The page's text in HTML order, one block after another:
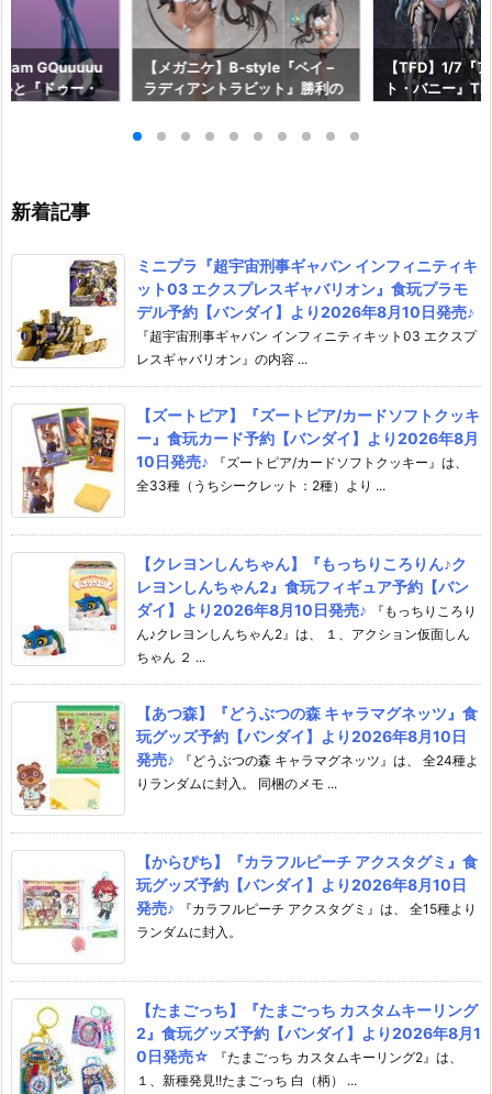
GQuuuuu
と『ドゥー・
【メガニケ】B-style『ベイ –
ラディアントラビット』勝利の
約【フリーイング】より2026
【TFD】1/7『
ト・バニー』
新着記事
ミニプラ『超宇宙刑事ギャバン インフィニティキ
ット03 エクスプレスギャバリオン』食玩プラモ
デル予約【バンダイ】より2026年8月10日発売♪
『超宇宙刑事ギャバン インフィニティキット03 エクスプ
レスギャバリオン』の内容 ...
【ズートピア】『ズートピア/カードソフトクッキ
ー』食玩カード予約【バンダイ】より2026年8月
10日発売♪
『ズートピア/カードソフトクッキー』は、
全33種（うちシークレット：2種）より ...
【クレヨンしんちゃん】『もっちりころりん♪ク
レヨンしんちゃん2』食玩フィギュア予約【バン
ダイ】より2026年8月10日発売♪
『もっちりころり
ん♪クレヨンしんちゃん2』は、 １、アクション仮面しん
ちゃん ２ ...
【あつ森】『どうぶつの森 キャラマグネッツ』食
玩グッズ予約【バンダイ】より2026年8月10日
発売♪
『どうぶつの森 キャラマグネッツ』は、 全24種よ
りランダムに封入。 同梱のメモ ...
【からぴち】『カラフルピーチ アクスタグミ』食
玩グッズ予約【バンダイ】より2026年8月10日
発売♪
『カラフルピーチ アクスタグミ』は、 全15種より
ランダムに封入。
【たまごっち】『たまごっち カスタムキーリング
2』食玩グッズ予約【バンダイ】より2026年8月1
0日発売☆
『たまごっち カスタムキーリング2』は、
１、新種発見!!たまごっち 白（柄） ...